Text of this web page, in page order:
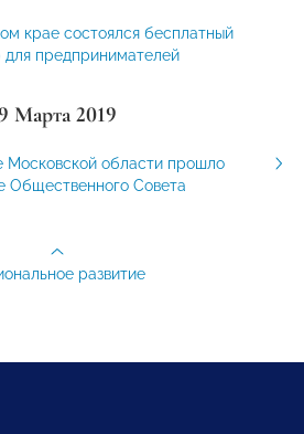
крае состоялся бесплатный
предпринимателей
Марта 2019
Московской области прошло
Общественного Совета
развитие